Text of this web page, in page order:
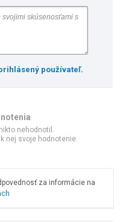
používateľ.
nehodnotil.
k nej svoje hodnotenie.
za informácie na